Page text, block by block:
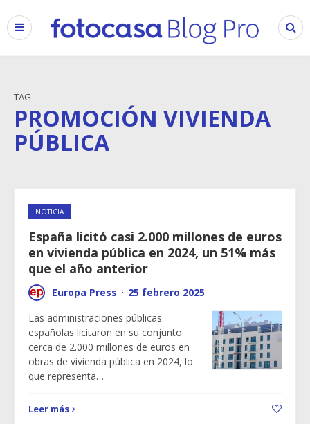
TAG
PROMOCIÓN VIVIENDA
PÚBLICA
NOTICIA
España licitó casi 2.000 millones de euros
en vivienda pública en 2024, un 51% más
que el año anterior
Europa Press · 25 febrero 2025
Las administraciones públicas
españolas licitaron en su conjunto
cerca de 2.000 millones de euros en
obras de vivienda pública en 2024, lo
que representa…
Leer más